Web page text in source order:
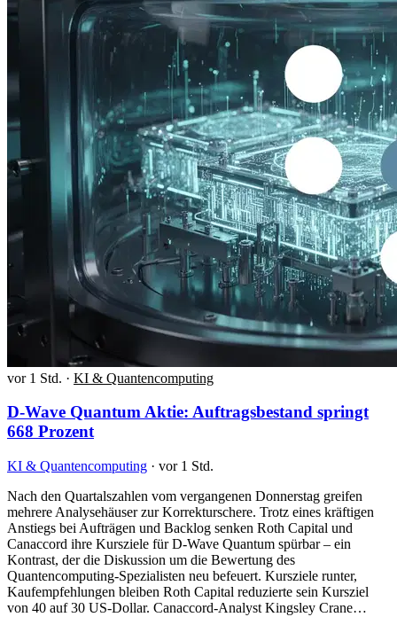
vor 1 Std. · KI & Quantencomputing
D-Wave Quantum Aktie: Auftragsbestand springt
668 Prozent
KI & Quantencomputing · vor 1 Std.
Nach den Quartalszahlen vom vergangenen Donnerstag greifen
mehrere Analysehäuser zur Korrekturschere. Trotz eines kräftigen
Anstiegs bei Aufträgen und Backlog senken Roth Capital und
Canaccord ihre Kursziele für D-Wave Quantum spürbar – ein
Kontrast, der die Diskussion um die Bewertung des
Quantencomputing-Spezialisten neu befeuert. Kursziele runter,
Kaufempfehlungen bleiben Roth Capital reduzierte sein Kursziel
von 40 auf 30 US-Dollar. Canaccord-Analyst Kingsley Crane…